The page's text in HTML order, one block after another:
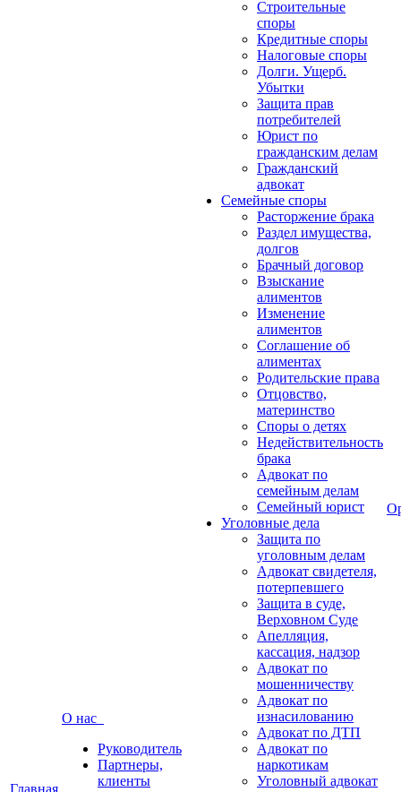
Главная
О нас
Руководитель
Партнеры,
клиенты
Строительные
споры
Кредитные споры
Налоговые споры
Долги. Ущерб.
Убытки
Защита прав
потребителей
Юрист по
гражданским делам
Гражданский
адвокат
Семейные споры
Расторжение брака
Раздел имущества,
долгов
Брачный договор
Взыскание
алиментов
Изменение
алиментов
Соглашение об
алиментах
Родительские права
Отцовство,
материнство
Споры о детях
Недействительность
брака
Адвокат по
семейным делам
Семейный юрист
Уголовные дела
Защита по
уголовным делам
Адвокат свидетеля,
потерпевшего
Защита в суде,
Верховном Суде
Апелляция,
кассация, надзор
Адвокат по
мошенничеству
Адвокат по
изнасилованию
Адвокат по ДТП
Адвокат по
наркотикам
Уголовный адвокат